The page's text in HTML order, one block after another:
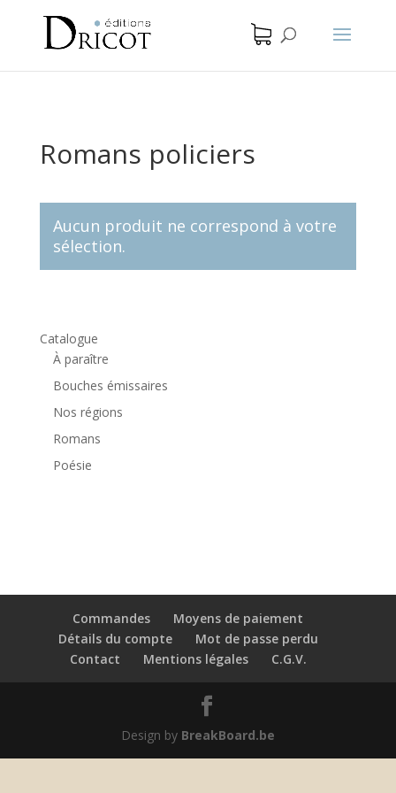
Romans policiers
Aucun produit ne correspond à votre
sélection.
Catalogue
À paraître
Bouches émissaires
Nos régions
Romans
Poésie
Commandes
Moyens de paiement
Détails du compte
Mot de passe perdu
Contact
Mentions légales C.G.V.
Design by BreakBoard.be